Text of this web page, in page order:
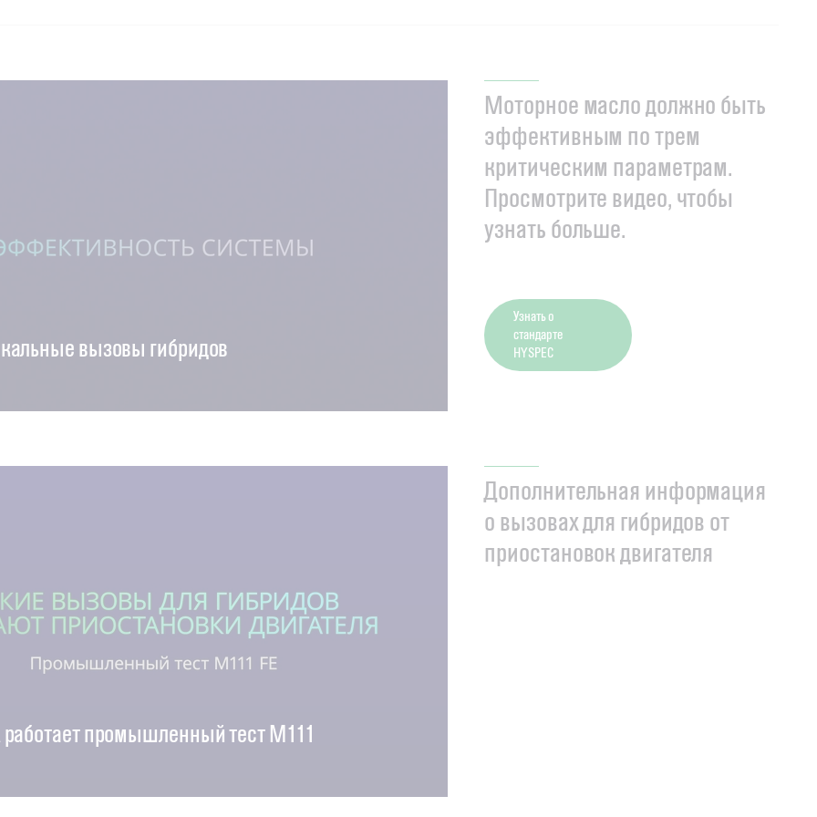
вызовы гибридов
Моторное масло должно быть
эффективным по трем
критическим параметрам.
Просмотрите видео, чтобы
узнать больше.
Узнать о
стандарте
HYSPEC
промышленный тест M111
Дополнительная информация
о вызовах для гибридов от
приостановок двигателя